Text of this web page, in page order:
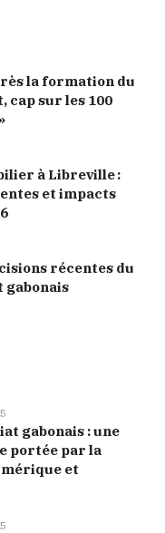
la formation du
cap sur les 100
à Libreville :
et impacts
récentes du
gabonais
gabonais : une
portée par la
et